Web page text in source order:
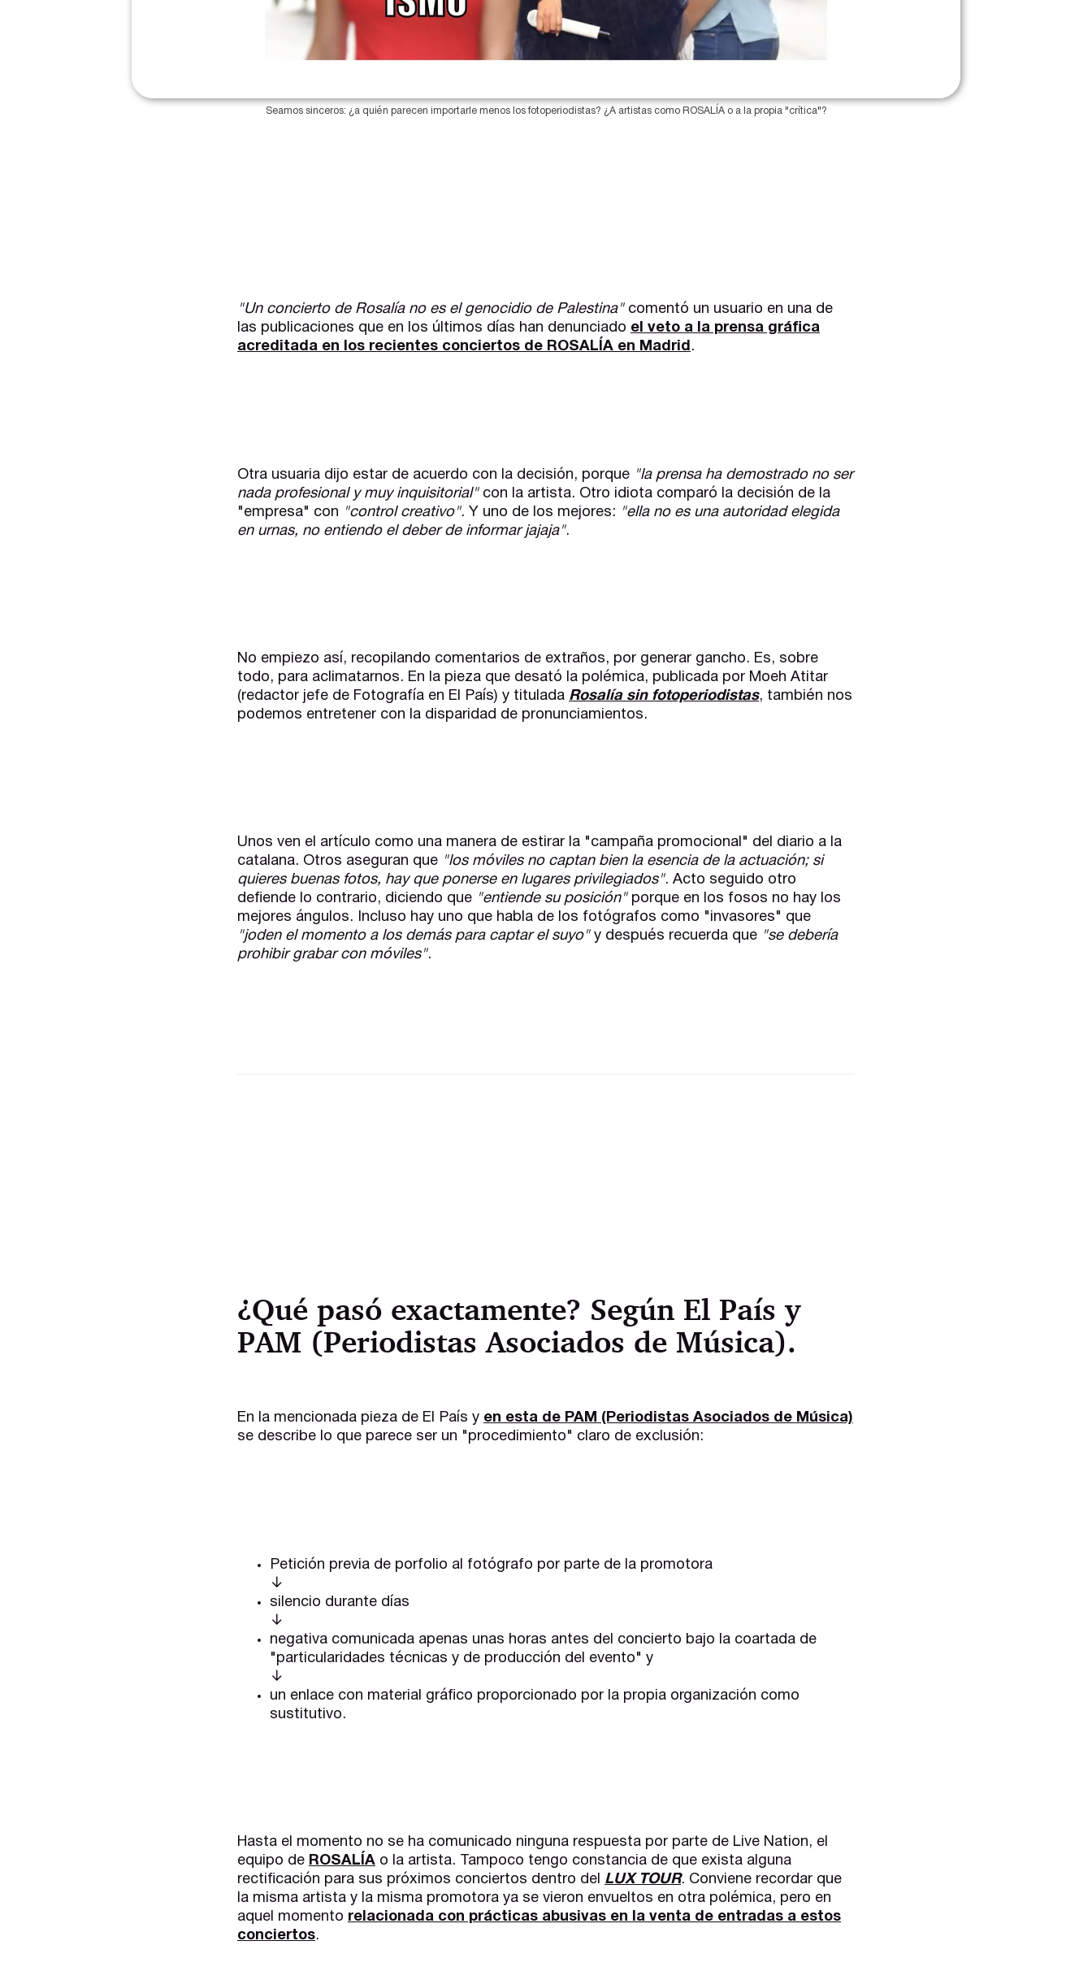
Seamos sinceros: ¿a quién parecen importarle menos los fotoperiodistas? ¿A artistas como ROSALÍA o a la propia "crítica"?
"Un concierto de Rosalía no es el genocidio de Palestina"comentó un usuario en una de
las publicaciones que en los últimos días han denunciado el veto a la prensa gráfica
acreditada en los recientes conciertos de ROSALÍA en Madrid .
Otra usuaria dijo estar de acuerdo con la decisión, porque "la prensa ha demostrado no ser
nada profesional y muy inquisitorial"con la artista. Otro idiota comparó la decisión de la
"empresa" con "control creativo". Y uno de los mejores: "ella no es una autoridad elegida
en urnas, no entiendo el deber de informar jajaja".
No empiezo así, recopilando comentarios de extraños, por generar gancho. Es, sobre
todo, para aclimatarnos. En la pieza que desató la polémica, publicada por Moeh Atitar
(redactor jefe de Fotografía en El País) y titulada Rosalía sin fotoperiodistas, también nos
podemos entretener con la disparidad de pronunciamientos.
Unos ven el artículo como una manera de estirar la "campaña promocional" del diario a la
catalana. Otros aseguran que "los móviles no captan bien la esencia de la actuación; si
quieres buenas fotos, hay que ponerse en lugares privilegiados". Acto seguido otro
defiende lo contrario, diciendo que "entiende su posición"porque en los fosos no hay los
mejores ángulos. Incluso hay uno que habla de los fotógrafos como "invasores" que
"joden el momento a los demás para captar el suyo"y después recuerda que "se debería
prohibir grabar con móviles".
¿Qué pasó exactamente? Según El País y
PAM (Periodistas Asociados de Música).
En la mencionada pieza de El País y en esta de PAM (Periodistas Asociados de Música)
se describe lo que parece ser un "procedimiento" claro de exclusión:
Petición previa de porfolio al fotógrafo por parte de la promotora
↓
silencio durante días
↓
negativa comunicada apenas unas horas antes del concierto bajo la coartada de
"particularidades técnicas y de producción del evento" y
↓
un enlace con material gráfico proporcionado por la propia organización como
sustitutivo.
Hasta el momento no se ha comunicado ninguna respuesta por parte de Live Nation, el
equipo de ROSALÍA o la artista. Tampoco tengo constancia de que exista alguna
rectificación para sus próximos conciertos dentro del LUX TOUR. Conviene recordar que
la misma artista y la misma promotora ya se vieron envueltos en otra polémica, pero en
aquel momento relacionada con prácticas abusivas en la venta de entradas a estos
conciertos.